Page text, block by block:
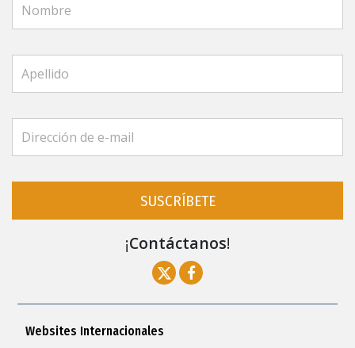
SUSCRÍBETE
¡Contáctanos!
Websites Internacionales